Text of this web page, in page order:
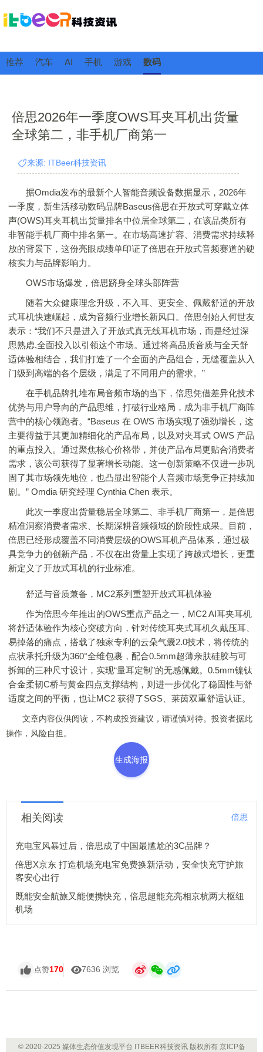
推荐 汽车 AI 手机 游戏 数码
倍思2026年一季度OWS耳夹耳机出货量
全球第二，非手机厂商第一
来源: ITBeer科技资讯
据Omdia发布的最新个人智能音频设备数据显示，2026年
一季度，新生活移动数码品牌Baseus倍思在开放式可穿戴立体
声(OWS)耳夹耳机出货量排名中位居全球第二，在该品类所有
非智能手机厂商中排名第一。在市场高速扩容、消费需求持续释
放的背景下，这份亮眼成绩单印证了倍思在开放式音频赛道的硬
核实力与品牌影响力。
OWS市场爆发，倍思跻身全球头部阵营
随着大众健康理念升级，不入耳、更安全、佩戴舒适的开放
式耳机快速崛起，成为音频行业增长新风口。倍思创始人何世友
表示：“我们不只是进入了开放式真无线耳机市场，而是经过深
思熟虑,全面投入以引领这个市场。通过将高品质音质与全天舒
适体验相结合，我们打造了一个全面的产品组合，无缝覆盖从入
门级到高端的各个层级，满足了不同用户的需求。”
在手机品牌扎堆布局音频市场的当下，倍思凭借差异化技术
优势与用户导向的产品思维，打破行业格局，成为非手机厂商阵
营中的核心领跑者。“Baseus 在 OWS 市场实现了强劲增长，这
主要得益于其更加精细化的产品布局，以及对夹耳式 OWS 产品
的重点投入。通过聚焦核心价格带，并使产品布局更贴合消费者
需求，该公司获得了显著增长动能。这一创新策略不仅进一步巩
固了其市场领先地位，也凸显出智能个人音频市场竞争正持续加
剧。” Omdia 研究经理 Cynthia Chen 表示。
此次一季度出货量稳居全球第二、非手机厂商第一，是倍思
精准洞察消费者需求、长期深耕音频领域的阶段性成果。目前，
倍思已经形成覆盖不同消费层级的OWS耳机产品体系，通过极
具竞争力的创新产品，不仅在出货量上实现了跨越式增长，更重
新定义了开放式耳机的行业标准。
舒适与音质兼备，MC2系列重塑开放式耳机体验
作为倍思今年推出的OWS重点产品之一，MC2 AI耳夹耳机
将舒适体验作为核心突破方向，针对传统耳夹式耳机久戴压耳、
易掉落的痛点，搭载了独家专利的云朵气囊2.0技术，将传统的
点状承托升级为360°全维包裹，配合0.5mm超薄亲肤硅胶与可
拆卸的三种尺寸设计，实现“量耳定制”的无感佩戴。0.5mm镍钛
合金柔韧C桥与黄金四点支撑结构，则进一步优化了稳固性与舒
适度之间的平衡，也让MC2 获得了SGS、莱茵双重舒适认证。
文章内容仅供阅读，不构成投资建议，请谨慎对待。投资者据此
操作，风险自担。
生成海报
相关阅读 倍思
充电宝风暴过后，倍思成了中国最尴尬的3C品牌？
倍思X京东 打造机场充电宝免费换新活动，安全快充守护旅
客安心出行
既能安全航旅又能便携快充，倍思超能充亮相京杭两大枢纽
机场
点赞170 7636 浏览
© 2020-2025 媒体生态价值发现平台 ITBEER科技资讯 版权所有 京ICP备